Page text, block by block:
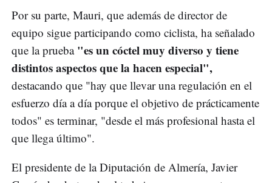
Por su parte, Mauri, que además de director de
equipo sigue participando como ciclista, ha señalado
que la prueba "es un cóctel muy diverso y tiene
distintos aspectos que la hacen especial",
destacando que "hay que llevar una regulación en el
esfuerzo día a día porque el objetivo de prácticamente
todos" es terminar, "desde el más profesional hasta el
que llega último".
El presidente de la Diputación de Almería, Javier